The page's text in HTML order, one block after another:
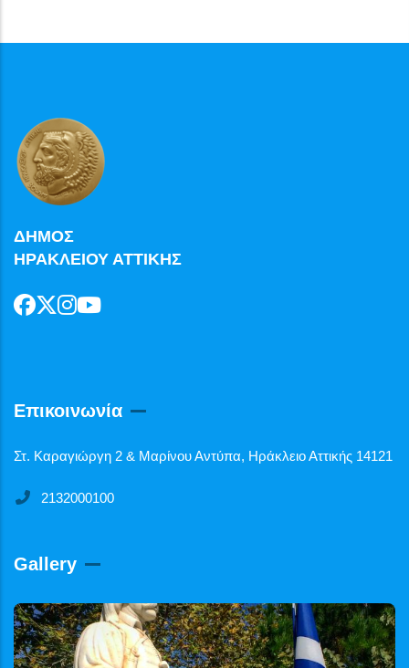
ΔΗΜΟΣ
ΗΡΑΚΛΕΙΟΥ ΑΤΤΙΚΗΣ
Επικοινωνία
Στ. Καραγιώργη 2 & Μαρίνου Αντύπα, Ηράκλειο Αττικής 14121
2132000100
Gallery